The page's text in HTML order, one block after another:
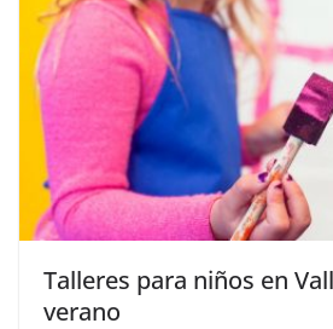
Talleres para niños en
verano